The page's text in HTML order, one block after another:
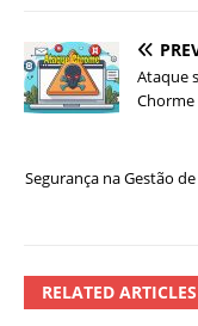
Ataque
Chorme
Segurança na Gestão
RELATED ARTICLES